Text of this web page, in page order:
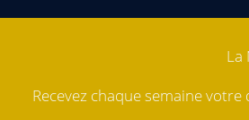
La
Recevez chaque semaine